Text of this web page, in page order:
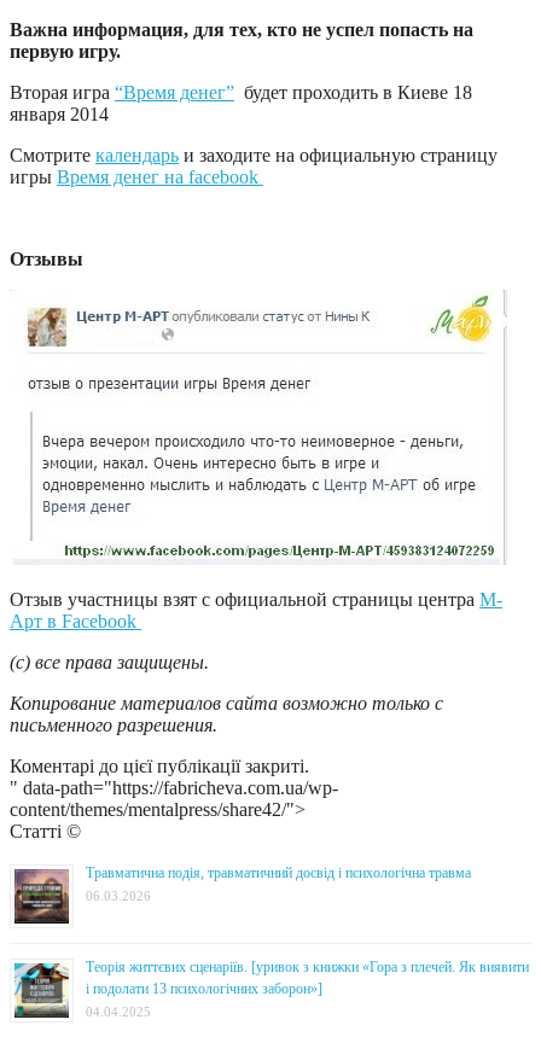
Важна информация, для тех, кто не успел попасть на
первую игру.
Вторая игра “Время денег” будет проходить в Киеве 18
января 2014
Смотрите календарь и заходите на официальную страницу
игры Время денег на facebook
Отзывы
Отзыв участницы взят с официальной страницы центра М-
Арт в Facebook
(с) все права защищены.
Копирование материалов сайта возможно только с
письменного разрешения.
Коментарі до цієї публікації закриті.
" data-path="https://fabricheva.com.ua/wp-
content/themes/mentalpress/share42/">
Статті ©
Травматична подія, травматичний досвід і психологічна травма
06.03.2026
Теорія життєвих сценаріїв. [уривок з книжки «Гора з плечей. Як виявити
і подолати 13 психологічних заборон»]
04.04.2025